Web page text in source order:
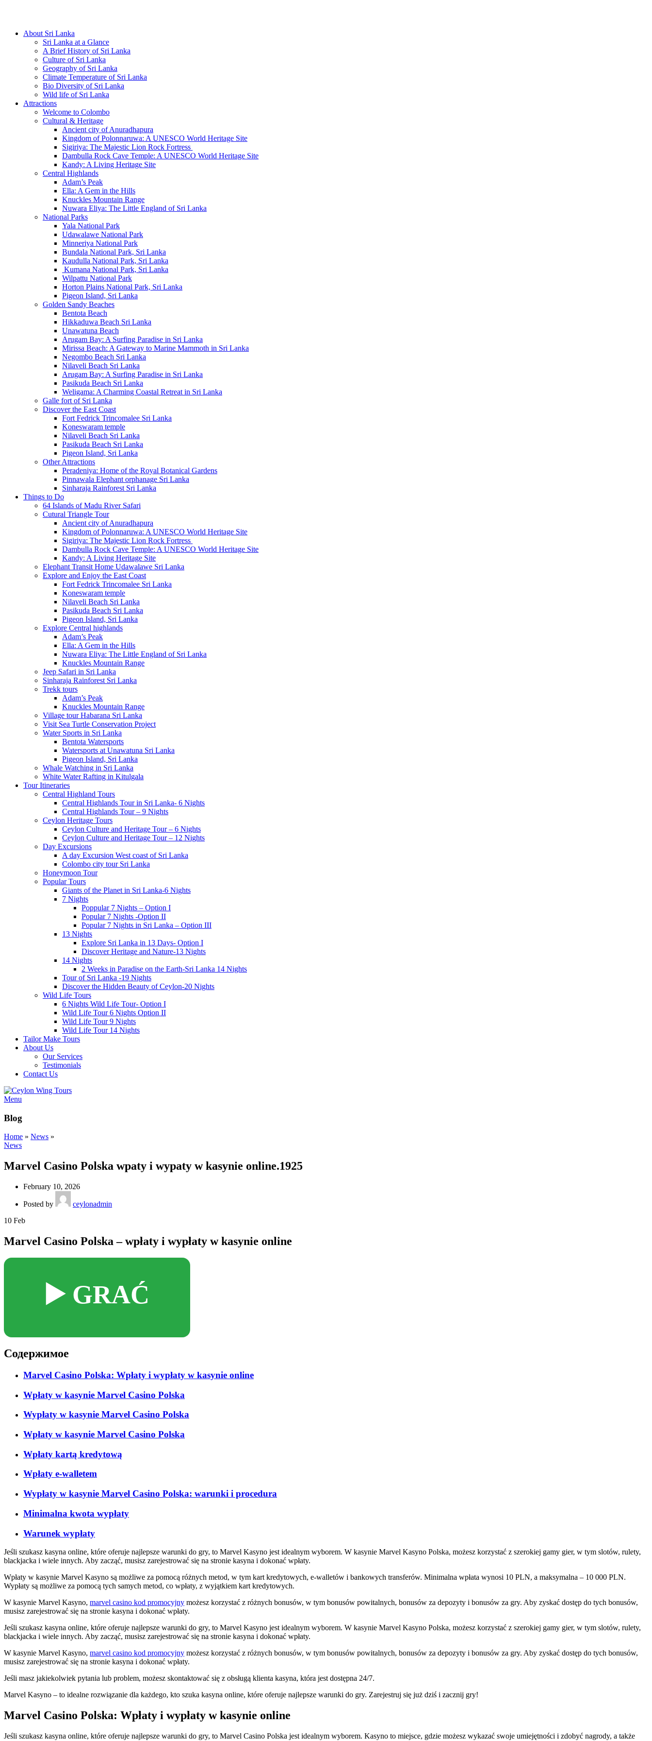
About Sri Lanka
Sri Lanka at a Glance
A Brief History of Sri Lanka
Culture of Sri Lanka
Geography of Sri Lanka
Climate Temperature of Sri Lanka
Bio Diversity of Sri Lanka
Wild life of Sri Lanka
Attractions
Welcome to Colombo
Cultural & Heritage
Ancient city of Anuradhapura
Kingdom of Polonnaruwa: A UNESCO World Heritage Site
Sigiriya: The Majestic Lion Rock Fortress
Dambulla Rock Cave Temple: A UNESCO World Heritage Site
Kandy: A Living Heritage Site
Central Highlands
Adam’s Peak
Ella: A Gem in the Hills
Knuckles Mountain Range
Nuwara Eliya: The Little England of Sri Lanka
National Parks
Yala National Park
Udawalawe National Park
Minneriya National Park
Bundala National Park, Sri Lanka
Kaudulla National Park, Sri Lanka
Kumana National Park, Sri Lanka
Wilpattu National Park
Horton Plains National Park, Sri Lanka
Pigeon Island, Sri Lanka
Golden Sandy Beaches
Bentota Beach
Hikkaduwa Beach Sri Lanka
Unawatuna Beach
Arugam Bay: A Surfing Paradise in Sri Lanka
Mirissa Beach: A Gateway to Marine Mammoth in Sri Lanka
Negombo Beach Sri Lanka
Nilaveli Beach Sri Lanka
Arugam Bay: A Surfing Paradise in Sri Lanka
Pasikuda Beach Sri Lanka
Weligama: A Charming Coastal Retreat in Sri Lanka
Galle fort of Sri Lanka
Discover the East Coast
Fort Fedrick Trincomalee Sri Lanka
Koneswaram temple
Nilaveli Beach Sri Lanka
Pasikuda Beach Sri Lanka
Pigeon Island, Sri Lanka
Other Attractions
Peradeniya: Home of the Royal Botanical Gardens
Pinnawala Elephant orphanage Sri Lanka
Sinharaja Rainforest Sri Lanka
Things to Do
64 Islands of Madu River Safari
Cutural Triangle Tour
Ancient city of Anuradhapura
Kingdom of Polonnaruwa: A UNESCO World Heritage Site
Sigiriya: The Majestic Lion Rock Fortress
Dambulla Rock Cave Temple: A UNESCO World Heritage Site
Kandy: A Living Heritage Site
Elephant Transit Home Udawalawe Sri Lanka
Explore and Enjoy the East Coast
Fort Fedrick Trincomalee Sri Lanka
Koneswaram temple
Nilaveli Beach Sri Lanka
Pasikuda Beach Sri Lanka
Pigeon Island, Sri Lanka
Explore Central highlands
Adam’s Peak
Ella: A Gem in the Hills
Nuwara Eliya: The Little England of Sri Lanka
Knuckles Mountain Range
Jeep Safari in Sri Lanka
Sinharaja Rainforest Sri Lanka
Trekk tours
Adam’s Peak
Knuckles Mountain Range
Village tour Habarana Sri Lanka
Visit Sea Turtle Conservation Project
Water Sports in Sri Lanka
Bentota Watersports
Watersports at Unawatuna Sri Lanka
Pigeon Island, Sri Lanka
Whale Watching in Sri Lanka
White Water Rafting in Kitulgala
Tour Itineraries
Central Highland Tours
Central Highlands Tour in Sri Lanka- 6 Nights
Central Highlands Tour – 9 Nights
Ceylon Heritage Tours
Ceylon Culture and Heritage Tour – 6 Nights
Ceylon Culture and Heritage Tour – 12 Nights
Day Excursions
A day Excursion West coast of Sri Lanka
Colombo city tour Sri Lanka
Honeymoon Tour
Popular Tours
Giants of the Planet in Sri Lanka-6 Nights
7 Nights
Poppular 7 Nights – Option I
Popular 7 Nights -Option II
Popular 7 Nights in Sri Lanka – Option III
13 Nights
Explore Sri Lanka in 13 Days- Option I
Discover Heritage and Nature-13 Nights
14 Nights
2 Weeks in Paradise on the Earth-Sri Lanka 14 Nights
Tour of Sri Lanka -19 Nights
Discover the Hidden Beauty of Ceylon-20 Nights
Wild Life Tours
6 Nights Wild Life Tour- Option I
Wild Life Tour 6 Nights Option II
Wild Life Tour 9 Nights
Wild Life Tour 14 Nights
Tailor Make Tours
About Us
Our Services
Testimonials
Contact Us
Menu
Blog
Home » News »
News
Marvel Casino Polska wpaty i wypaty w kasynie online.1925
February 10, 2026
Posted by
ceylonadmin
10 Feb
Marvel Casino Polska – wpłaty i wypłaty w kasynie online
▶️ GRAĆ
Содержимое
Marvel Casino Polska: Wpłaty i wypłaty w kasynie online
Wpłaty w kasynie Marvel Casino Polska
Wypłaty w kasynie Marvel Casino Polska
Wpłaty w kasynie Marvel Casino Polska
Wpłaty kartą kredytową
Wpłaty e-walletem
Wypłaty w kasynie Marvel Casino Polska: warunki i procedura
Minimalna kwota wypłaty
Warunek wypłaty
Jeśli szukasz kasyna online, które oferuje najlepsze warunki do gry, to Marvel Kasyno jest idealnym wyborem. W kasynie Marvel Kasyno Polska, możesz korzystać z szerokiej gamy gier, w tym slotów, rulety,
blackjacka i wiele innych. Aby zacząć, musisz zarejestrować się na stronie kasyna i dokonać wpłaty.
Wpłaty w kasynie Marvel Kasyno są możliwe za pomocą różnych metod, w tym kart kredytowych, e-walletów i bankowych transferów. Minimalna wpłata wynosi 10 PLN, a maksymalna – 10 000 PLN.
Wypłaty są możliwe za pomocą tych samych metod, co wpłaty, z wyjątkiem kart kredytowych.
W kasynie Marvel Kasyno, marvel casino kod promocyjny możesz korzystać z różnych bonusów, w tym bonusów powitalnych, bonusów za depozyty i bonusów za gry. Aby zyskać dostęp do tych bonusów,
musisz zarejestrować się na stronie kasyna i dokonać wpłaty.
Jeśli szukasz kasyna online, które oferuje najlepsze warunki do gry, to Marvel Kasyno jest idealnym wyborem. W kasynie Marvel Kasyno Polska, możesz korzystać z szerokiej gamy gier, w tym slotów, rulety,
blackjacka i wiele innych. Aby zacząć, musisz zarejestrować się na stronie kasyna i dokonać wpłaty.
W kasynie Marvel Kasyno, marvel casino kod promocyjny możesz korzystać z różnych bonusów, w tym bonusów powitalnych, bonusów za depozyty i bonusów za gry. Aby zyskać dostęp do tych bonusów,
musisz zarejestrować się na stronie kasyna i dokonać wpłaty.
Jeśli masz jakiekolwiek pytania lub problem, możesz skontaktować się z obsługą klienta kasyna, która jest dostępna 24/7.
Marvel Kasyno – to idealne rozwiązanie dla każdego, kto szuka kasyna online, które oferuje najlepsze warunki do gry. Zarejestruj się już dziś i zacznij gry!
Marvel Casino Polska: Wpłaty i wypłaty w kasynie online
Jeśli szukasz kasyna online, które oferuje najlepsze warunki do gry, to Marvel Casino Polska jest idealnym wyborem. Kasyno to miejsce, gdzie możesz wykazać swoje umiejętności i zdobyć nagrody, a także